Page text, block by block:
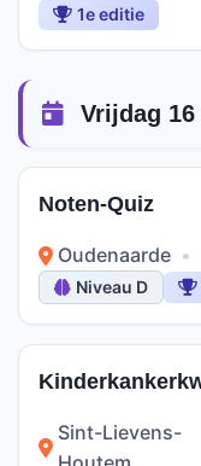
1e editie
Vrijdag
Noten-Quiz
Oudenaarde •
Niveau D
Sint-Lievens-